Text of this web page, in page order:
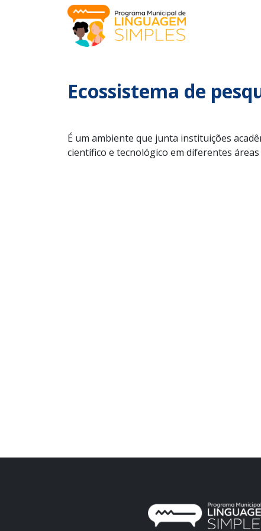
Ecossistema de
É um ambiente que junta instituições
científico e tecnológico em diferentes áreas